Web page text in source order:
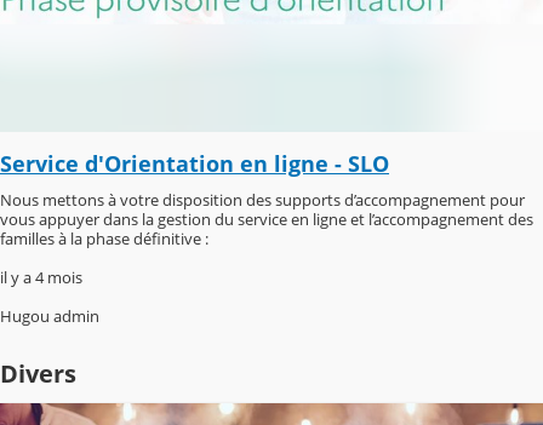
Service d'Orientation en ligne - SLO
Nous mettons à votre disposition des supports d’accompagnement pour
vous appuyer dans la gestion du service en ligne et l’accompagnement des
familles à la phase définitive :
il y a 4 mois
Hugou admin
Divers